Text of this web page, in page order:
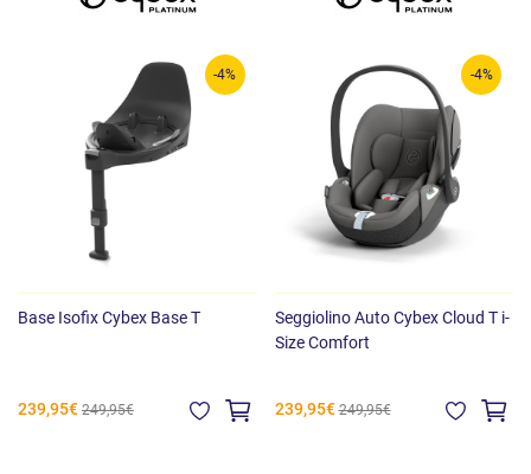
-4%
Base Isofix Cybex Base T
239,95€ 249,95€
-4%
Seggiolino Auto Cybex Cloud T i-
Size Comfort
239,95€ 249,95€